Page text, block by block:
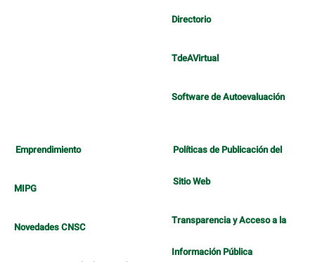
Directorio
TdeAVirtual
Software de Autoevaluación
Emprendimiento
MIPG
Novedades CNSC
Políticas de Publicación del
Sitio Web
Transparencia y Acceso a la
Información Pública